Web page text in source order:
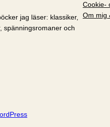
jag läser: klassiker,
spänningsromaner och
Cookie-
Om mig